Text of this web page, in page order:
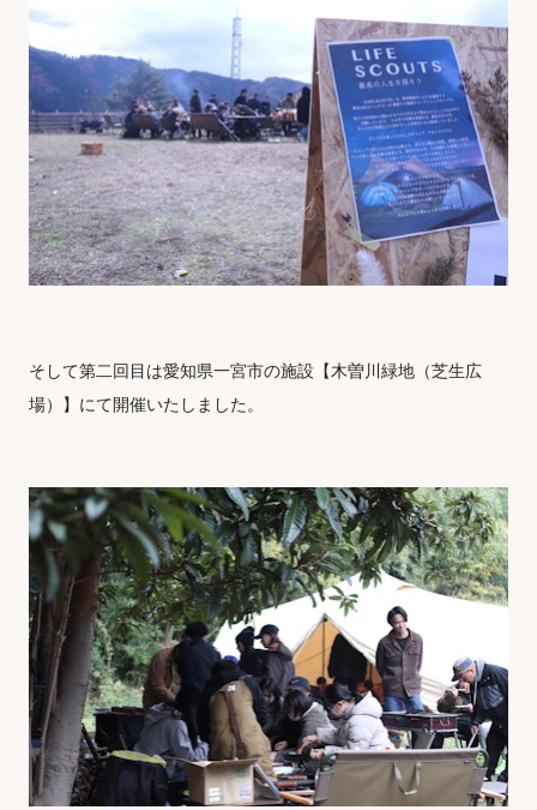
そして第二回目は愛知県一宮市の施設【木曽川緑地（芝生広
場）】にて開催いたしました。